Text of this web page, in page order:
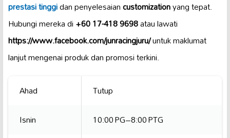
prestasi tinggidan penyelesaiancustomizationyang tepat.
Hubungi mereka di+60 17-418 9698atau lawati
https://www.facebook.com/junracingjuru/untuk maklumat
lanjut mengenai produk dan promosi terkini.
Ahad
Tutup
Isnin
10:00 PG–8:00 PTG